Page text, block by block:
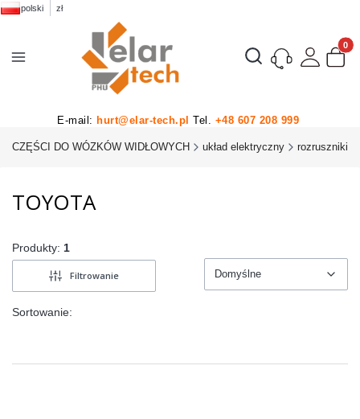
polski zł
Otwórz wyszukiwarkę
E-mail: hurt@elar-tech.pl Tel. +48 607 208 999
CZĘŚCI DO WÓZKÓW WIDŁOWYCH układ elektryczny rozruszniki
TOYOTA
Produkty: 1
Filtrowanie
Sortowanie:
Domyślne